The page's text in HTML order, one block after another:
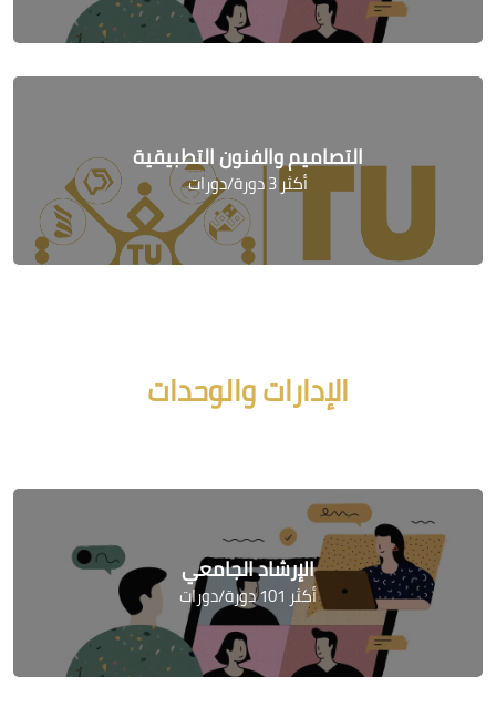
التصاميم والفنون التطبيقية
أكثر 3 دورة/دورات
الإدارات والوحدات
الإرشاد الجامعي
أكثر 101 دورة/دورات